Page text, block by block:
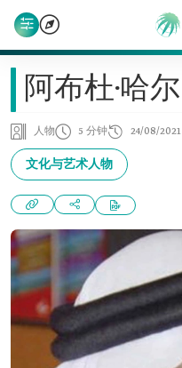
阿布杜·哈尔
人物 5 分钟 24/08/2021
文化与艺术人物